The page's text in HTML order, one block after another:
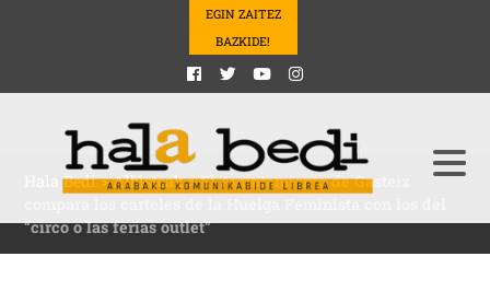
EGIN ZAITEZ
BAZKIDE!
Hala Bedi>Albisteak>El Ayuntamiento de Gasteiz
“circo o las ferias outlet”